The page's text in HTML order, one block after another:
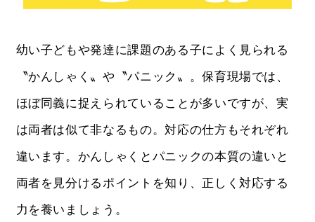
幼い子どもや発達に課題のある子によく見られる
〝かんしゃく〟や〝パニック〟。保育現場では、
ほぼ同義に捉えられていることが多いですが、実
は両者は似て非なるもの。対応の仕方もそれぞれ
違います。かんしゃくとパニックの本質の違いと
両者を見分けるポイントを知り、正しく対応する
力を養いましょう。